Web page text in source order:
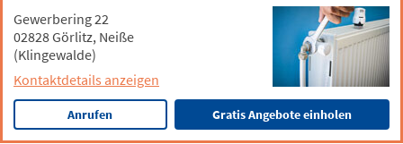
Gewerbering 22
02828 Görlitz, Neiße
(Klingewalde)
Kontaktdetails anzeigen
Anrufen Gratis Angebote einholen